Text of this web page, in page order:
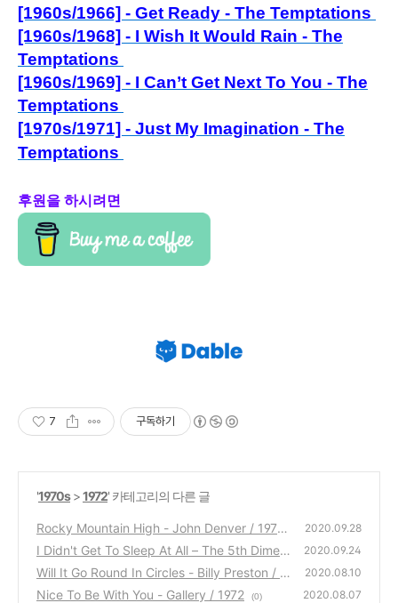
[1960s/1966] - Get Ready - The Temptations
[1960s/1968] - I Wish It Would Rain - The
Temptations
[1960s/1969] - I Can’t Get Next To You - The
Temptations
[1970s/1971] - Just My Imagination - The
Temptations
후원을 하시려면
7 구독하기
'1970s>1972' 카테고리의 다른 글
Rocky Mountain High - John Denver / 1972
(0)
2020.09.28
I Didn't Get To Sleep At All – The 5th Dimen
sion / 1972
(0)
2020.09.24
Will It Go Round In Circles - Billy Preston / 1
972
(0)
2020.08.10
Nice To Be With You - Gallery / 1972 (0) 2020.08.07